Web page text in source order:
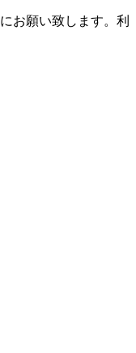
お願い致します。利